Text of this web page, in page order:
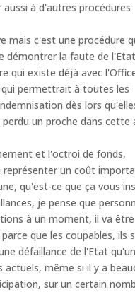
à d'autres procédures
mais c'est une procédure
démontrer la faute de
qui existe déjà avec
permettrait à toutes les
dès lors
un proche dans cette
et l'octroi de fonds,
représenter un coût
qu'est-ce que ça vous
je pense que
à un moment, il va être
que les coupables, ils
défaillance de l'Etat
même si il y a
sur un certain